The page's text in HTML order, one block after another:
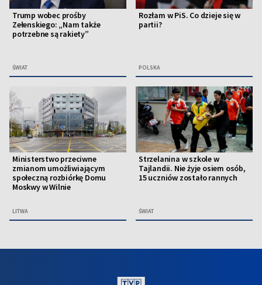
Trump wobec prośby
Zełenskiego: „Nam także
potrzebne są rakiety”
ŚWIAT
Rozłam w PiS. Co dzieje się w
partii?
POLSKA
Ministerstwo przeciwne
zmianom umożliwiającym
społeczną rozbiórkę Domu
Moskwy w Wilnie
LITWA
Strzelanina w szkole w
Tajlandii. Nie żyje osiem osób,
15 uczniów zostało rannych
ŚWIAT